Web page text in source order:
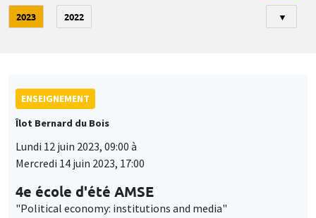
2023 2022 ▼
ENSEIGNEMENT
Îlot Bernard du Bois
Lundi 12 juin 2023, 09:00 à
Mercredi 14 juin 2023, 17:00
4e école d'été AMSE
"Political economy: institutions and media"